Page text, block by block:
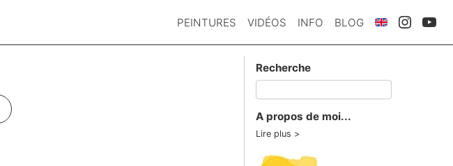
PEINTURES VIDÉOS INFO BLOG
Recherche
A propos de moi...
Lire plus